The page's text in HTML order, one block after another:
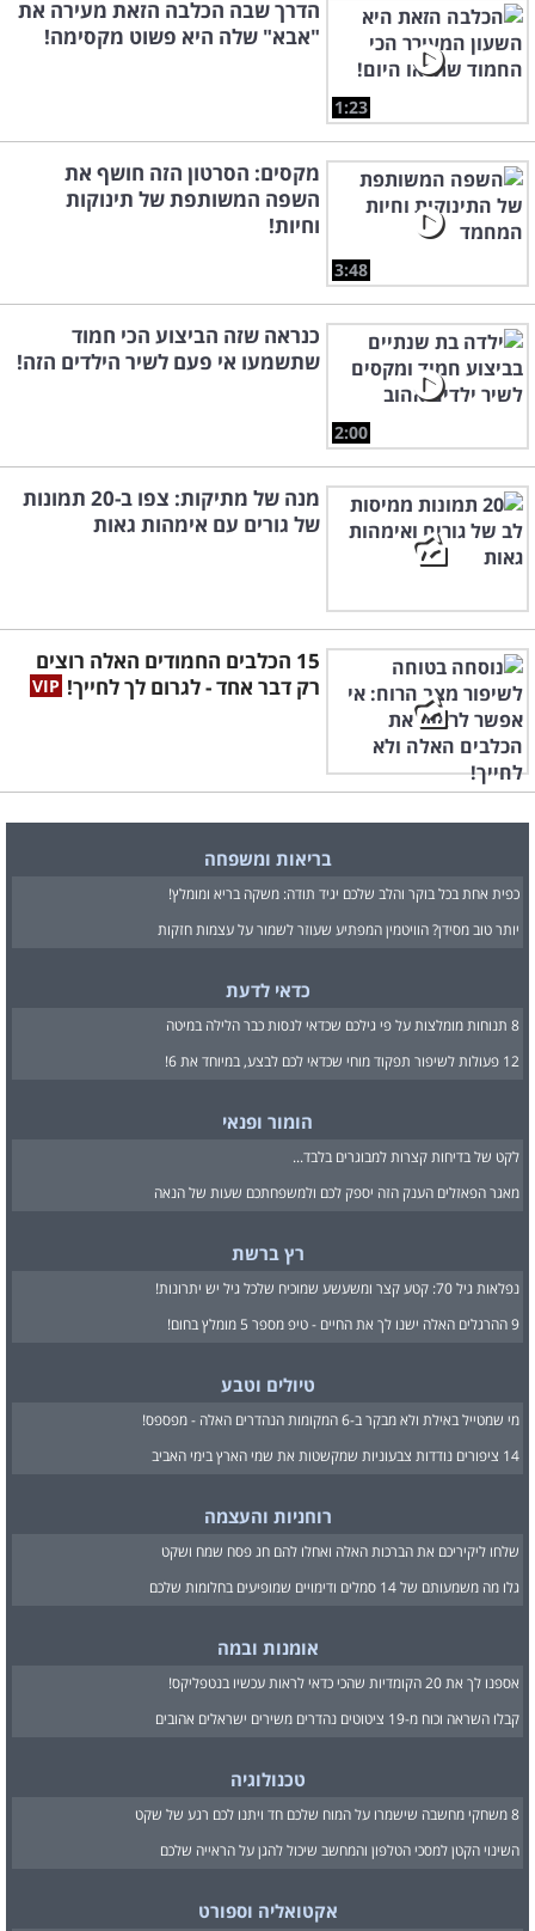
1:23
הדרך שבה הכלבה הזאת מעירה את
"אבא" שלה היא פשוט מקסימה!
3:48
מקסים: הסרטון הזה חושף את
השפה המשותפת של תינוקות
וחיות!
2:00
כנראה שזה הביצוע הכי חמוד
שתשמעו אי פעם לשיר הילדים הזה!
מנה של מתיקות: צפו ב-20 תמונות
של גורים עם אימהות גאות
15 הכלבים החמודים האלה רוצים
רק דבר אחד - לגרום לך לחייך!
בריאות ומשפחה
כפית אחת בכל בוקר והלב שלכם יגיד תודה: משקה בריא ומומלץ!
יותר טוב מסידן? הוויטמין המפתיע שעוזר לשמור על עצמות חזקות
כדאי לדעת
8 תנוחות מומלצות על פי גילכם שכדאי לנסות כבר הלילה במיטה
12 פעולות לשיפור תפקוד מוחי שכדאי לכם לבצע, במיוחד את 6!
הומור ופנאי
לקט של בדיחות קצרות למבוגרים בלבד...
מאגר הפאזלים הענק הזה יספק לכם ולמשפחתכם שעות של הנאה
רץ ברשת
נפלאות גיל 70: קטע קצר ומשעשע שמוכיח שלכל גיל יש יתרונות!
9 ההרגלים האלה ישנו לך את החיים - טיפ מספר 5 מומלץ בחום!
טיולים וטבע
מי שמטייל באילת ולא מבקר ב-6 המקומות הנהדרים האלה - מפספס!
14 ציפורים נודדות צבעוניות שמקשטות את שמי הארץ בימי האביב
רוחניות והעצמה
שלחו ליקיריכם את הברכות האלה ואחלו להם חג פסח שמח ושקט
גלו מה משמעותם של 14 סמלים ודימויים שמופיעים בחלומות שלכם
אומנות ובמה
אספנו לך את 20 הקומדיות שהכי כדאי לראות עכשיו בנטפליקס!
קבלו השראה וכוח מ-19 ציטוטים נהדרים משירים ישראלים אהובים
טכנולוגיה
8 משחקי מחשבה שישמרו על המוח שלכם חד ויתנו לכם רגע של שקט
השינוי הקטן למסכי הטלפון והמחשב שיכול להגן על הראייה שלכם
אקטואליה וספורט